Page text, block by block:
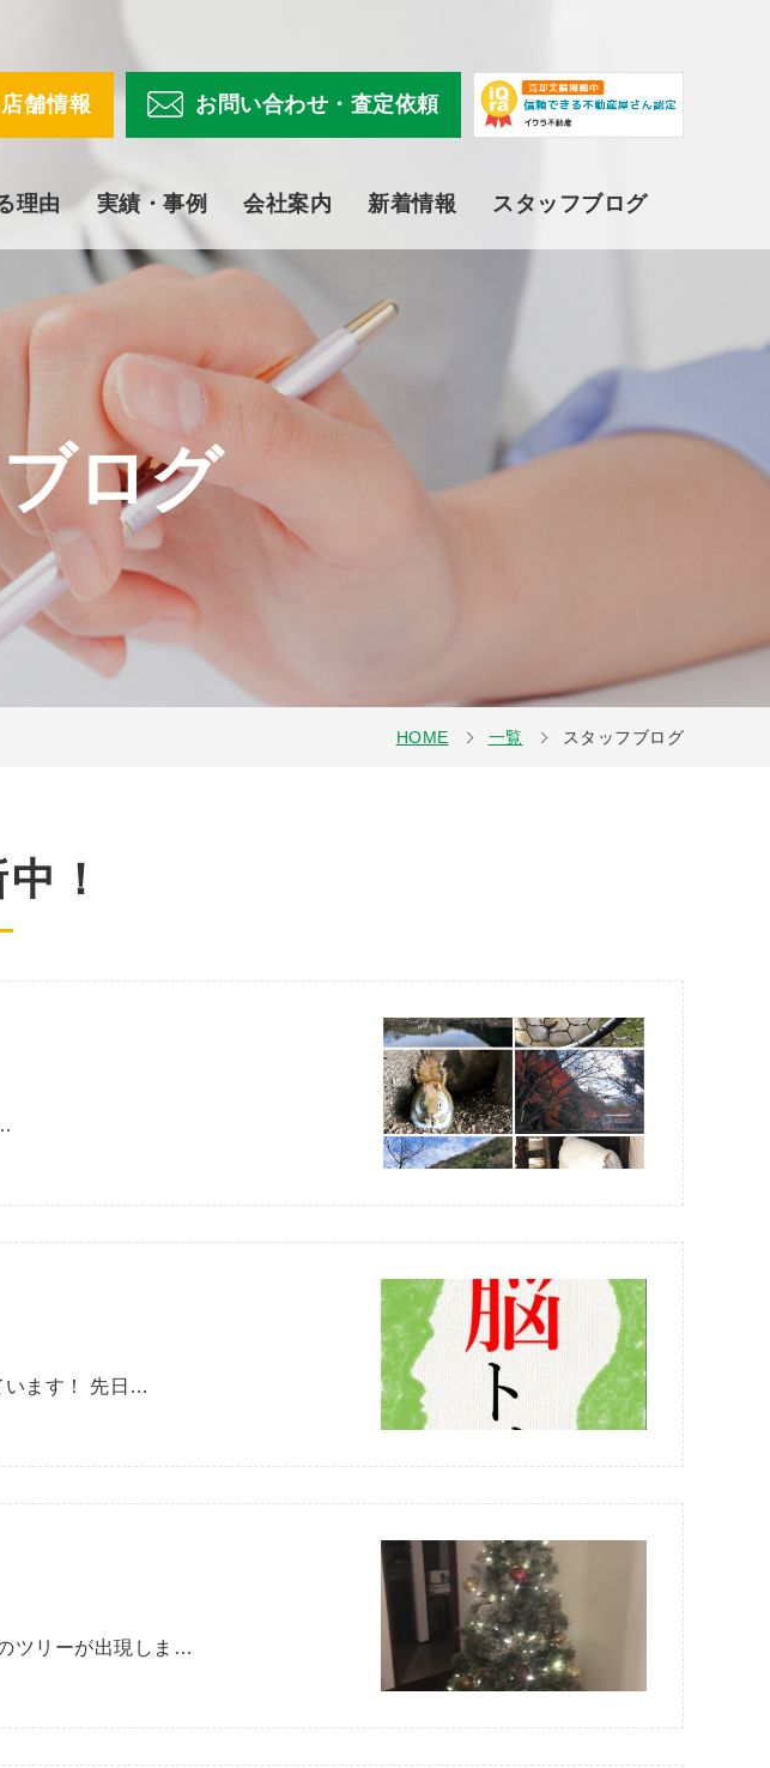
舗情報 お問い合わせ・査定依頼
理由 実績・事例 会社案内 新着情報 スタッフブログ
ログ
HOME 一覧 スタッフブログ
！
います！ 先日…
ツリーが出現しま…